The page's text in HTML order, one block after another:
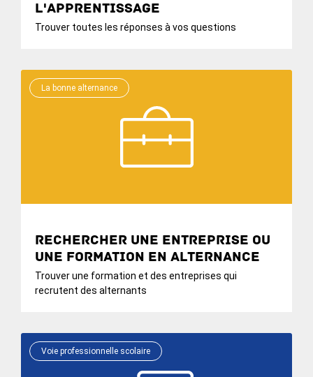
l'apprentissage
Trouver toutes les réponses à vos questions
La bonne alternance
Rechercher une entreprise ou
une formation en alternance
Trouver une formation et des entreprises qui
recrutent des alternants
Voie professionnelle scolaire